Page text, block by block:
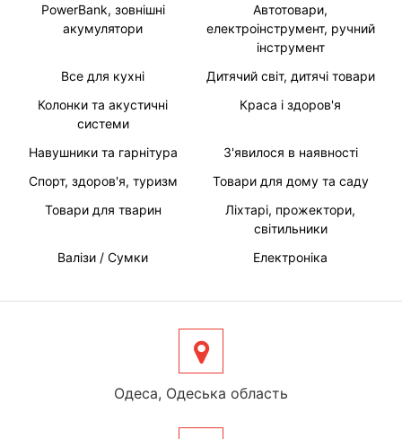
PowerBank, зовнішні
акумулятори
Автотовари,
електроінструмент, ручний
інструмент
Все для кухні
Дитячий світ, дитячі товари
Колонки та акустичні
системи
Краса і здоров'я
Навушники та гарнітура
З'явилося в наявності
Спорт, здоров'я, туризм
Товари для дому та саду
Товари для тварин
Ліхтарі, прожектори,
світильники
Валізи / Сумки
Електроніка
Одеса, Одеська область